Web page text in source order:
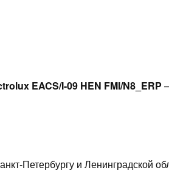
EACS/I-09 HEN FMI/N8_ERP
Петербургу и Ленинградской